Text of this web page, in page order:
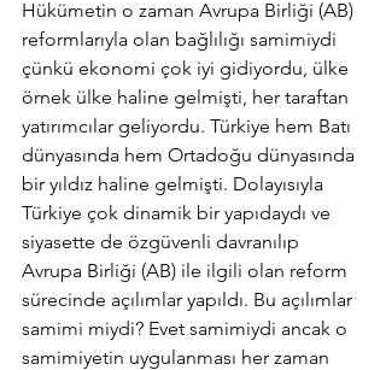
Hükümetin o zaman Avrupa Birliği (AB)
reformlarıyla olan bağlılığı samimiydi
çünkü ekonomi çok iyi gidiyordu, ülke
örnek ülke haline gelmişti, her taraftan
yatırımcılar geliyordu. Türkiye hem Batı
dünyasında hem Ortadoğu dünyasında
bir yıldız haline gelmişti. Dolayısıyla
Türkiye çok dinamik bir yapıdaydı ve
siyasette de özgüvenli davranılıp
Avrupa Birliği (AB) ile ilgili olan reform
sürecinde açılımlar yapıldı. Bu açılımlar
samimi miydi? Evet samimiydi ancak o
samimiyetin uygulanması her zaman